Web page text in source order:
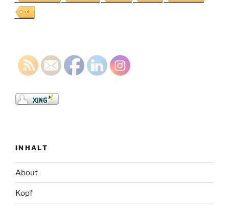
öl
INHALT
About
Kopf